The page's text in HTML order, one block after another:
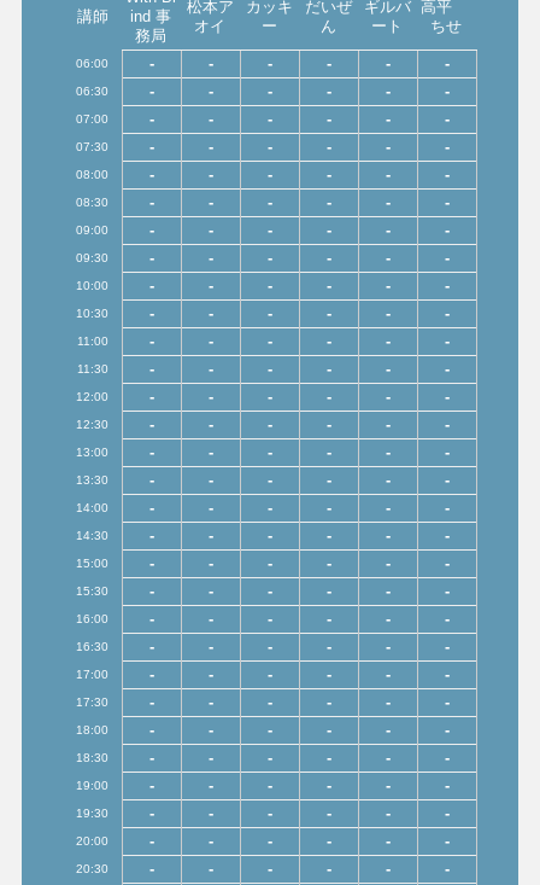
講師
ind 事
務局
松本ア
オイ
カッキ
ー
だいぜ
ん
ギルバ
ート
高平
ちせ
06:00 - - - - - -
06:30 - - - - - -
07:00 - - - - - -
07:30 - - - - - -
08:00 - - - - - -
08:30 - - - - - -
09:00 - - - - - -
09:30 - - - - - -
10:00 - - - - - -
10:30 - - - - - -
11:00 - - - - - -
11:30 - - - - - -
12:00 - - - - - -
12:30 - - - - - -
13:00 - - - - - -
13:30 - - - - - -
14:00 - - - - - -
14:30 - - - - - -
15:00 - - - - - -
15:30 - - - - - -
16:00 - - - - - -
16:30 - - - - - -
17:00 - - - - - -
17:30 - - - - - -
18:00 - - - - - -
18:30 - - - - - -
19:00 - - - - - -
19:30 - - - - - -
20:00 - - - - - -
20:30 - - - - - -